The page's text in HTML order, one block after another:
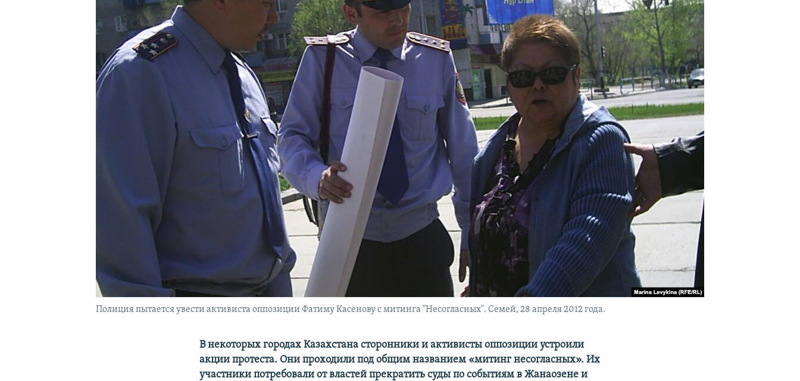
Полиция пытается увести активиста оппозиции Фатиму Касенову с митинга "Несогласных". Семей, 28 апреля 2012 года.
В некоторых городах Казахстана сторонники и активисты оппозиции устроили
акции протеста. Они проходили под общим названием «митинг несогласных». Их
участники потребовали от властей прекратить суды по событиям в Жанаозене и